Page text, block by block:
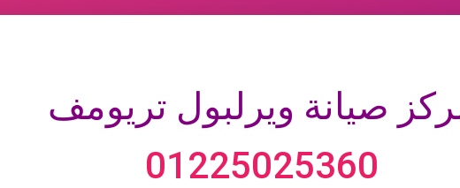
صيانة ويرلبول تريومف
01225025360